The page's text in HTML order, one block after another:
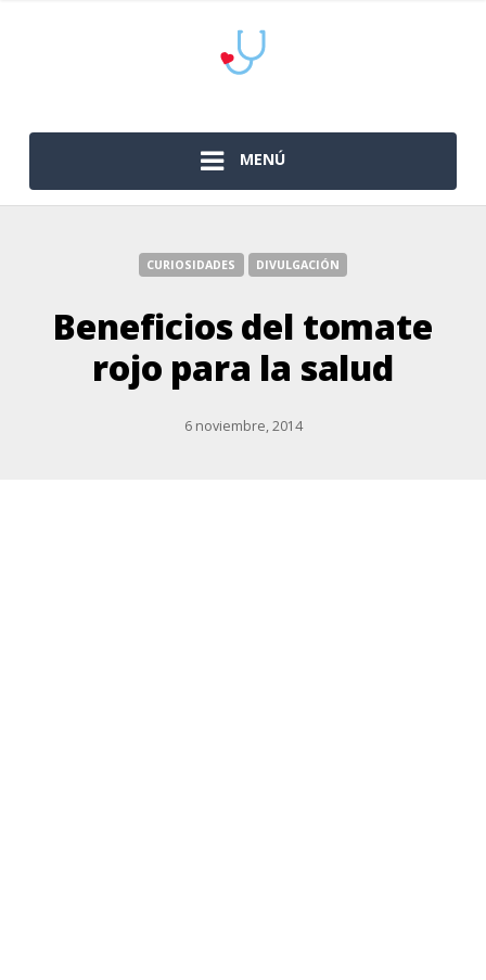
MENÚ
CURIOSIDADES DIVULGACIÓN
Beneficios del tomate
rojo para la salud
6 noviembre, 2014